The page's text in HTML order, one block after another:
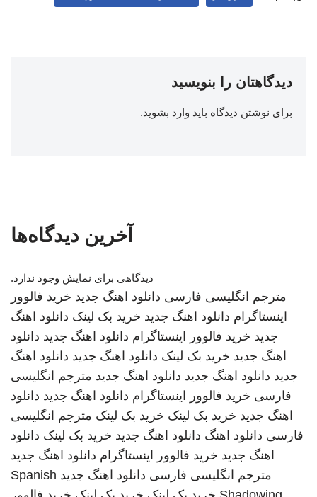
دیدگاهتان را بنویسید
برای نوشتن دیدگاه باید وارد بشوید.
آخرین دیدگاه‌ها
دیدگاهی برای نمایش وجود ندارد.
مترجم انگلیسی فارسی دانلود اهنگ جدید خرید فالوور
اینستاگرام دانلود اهنگ جدید خرید بک لینک دانلود اهنگ
جدید خرید فالوور اینستاگرام دانلود اهنگ جدید دانلود
اهنگ جدید خرید بک لینک دانلود اهنگ جدید دانلود اهنگ
جدید دانلود اهنگ جدید دانلود اهنگ جدید مترجم انگلیسی
فارسی خرید فالوور اینستاگرام دانلود اهنگ جدید دانلود
اهنگ جدید خرید بک لینک خرید بک لینک مترجم انگلیسی
فارسی دانلود اهنگ دانلود اهنگ جدید خرید بک لینک دانلود
اهنگ جدید خرید فالوور اینستاگرام دانلود اهنگ جدید
مترجم انگلیسی فارسی دانلود اهنگ جدید Spanish